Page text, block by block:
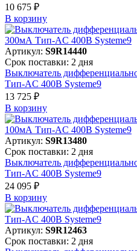
10 675 ₽
В корзинy
Артикул: S9R14440
Срок поставки: 2 дня
Выключатель
Тип-AC 400В Systeme9
13 725 ₽
В корзинy
Артикул: S9R13480
Срок поставки: 2 дня
Выключатель
Тип-AC 400В Systeme9
24 095 ₽
В корзинy
Артикул: S9R12463
Срок поставки: 2 дня